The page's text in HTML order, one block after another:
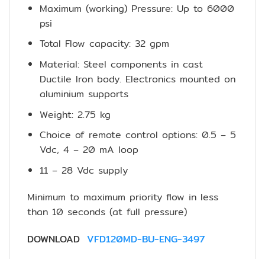
Maximum (working) Pressure: Up to 6000
psi
Total Flow capacity: 32 gpm
Material: Steel components in cast
Ductile Iron body. Electronics mounted on
aluminium supports
Weight: 2.75 kg
Choice of remote control options: 0.5 – 5
Vdc, 4 – 20 mA loop
11 – 28 Vdc supply
Minimum to maximum priority flow in less
than 10 seconds (at full pressure)
DOWNLOAD VFD120MD-BU-ENG-3497